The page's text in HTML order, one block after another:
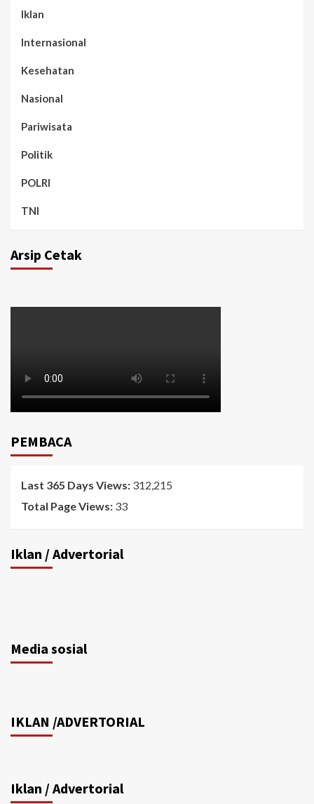
Iklan
Internasional
Kesehatan
Nasional
Pariwisata
Politik
POLRI
TNI
Arsip Cetak
PEMBACA
Last 365 Days Views: 312,215
Total Page Views: 33
Iklan / Advertorial
Media sosial
IKLAN /ADVERTORIAL
Iklan / Advertorial